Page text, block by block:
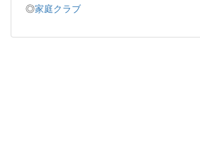
◎家庭クラブ